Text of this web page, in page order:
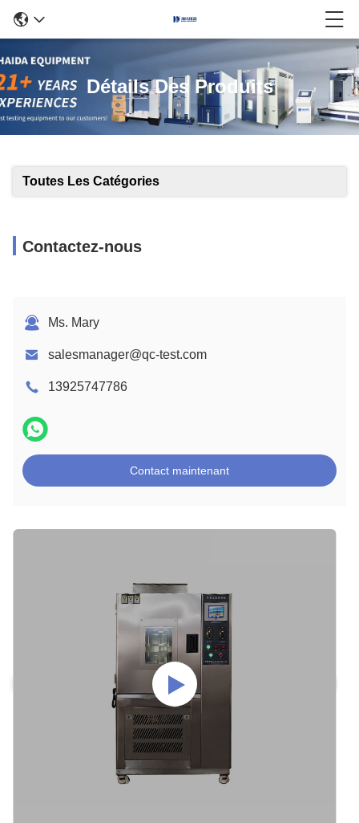
Détails Des Produits
Toutes Les Catégories
Contactez-nous
Ms. Mary
salesmanager@qc-test.com
13925747786
Contact maintenant